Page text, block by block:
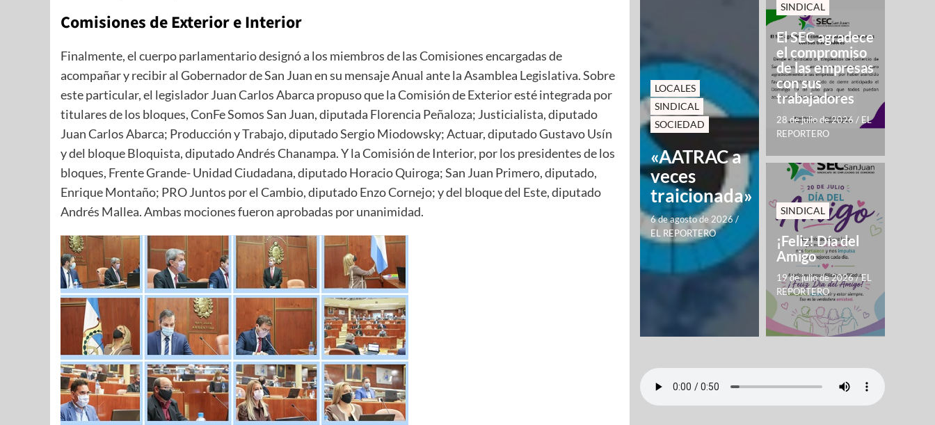
Comisiones de Exterior e Interior
Finalmente, el cuerpo parlamentario designó a los miembros de las Comisiones encargadas de
acompañar y recibir al Gobernador de San Juan en su mensaje Anual ante la Asamblea Legislativa. Sobre
este particular, el legislador Juan Carlos Abarca propuso que la Comisión de Exterior esté integrada por
titulares de los bloques, ConFe Somos San Juan, diputada Florencia Peñaloza; Justicialista, diputado
Juan Carlos Abarca; Producción y Trabajo, diputado Sergio Miodowsky; Actuar, diputado Gustavo Usín
y del bloque Bloquista, diputado Andrés Chanampa. Y la Comisión de Interior, por los presidentes de los
bloques, Frente Grande- Unidad Ciudadana, diputado Horacio Quiroga; San Juan Primero, diputado,
Enrique Montaño; PRO Juntos por el Cambio, diputado Enzo Cornejo; y del bloque del Este, diputado
Andrés Mallea. Ambas mociones fueron aprobadas por unanimidad.
LOCALES
SINDICAL
SOCIEDAD
«AATRAC a
veces
traicionada»
6 de agosto de 2026/
EL REPORTERO
SINDICAL
El SEC agradece
el compromiso
de las empresas
con sus
trabajadores
28 de julio de 2026 / EL
REPORTERO
SINDICAL
¡Feliz! Día del
Amigo
19 de julio de 2026/EL
REPORTERO